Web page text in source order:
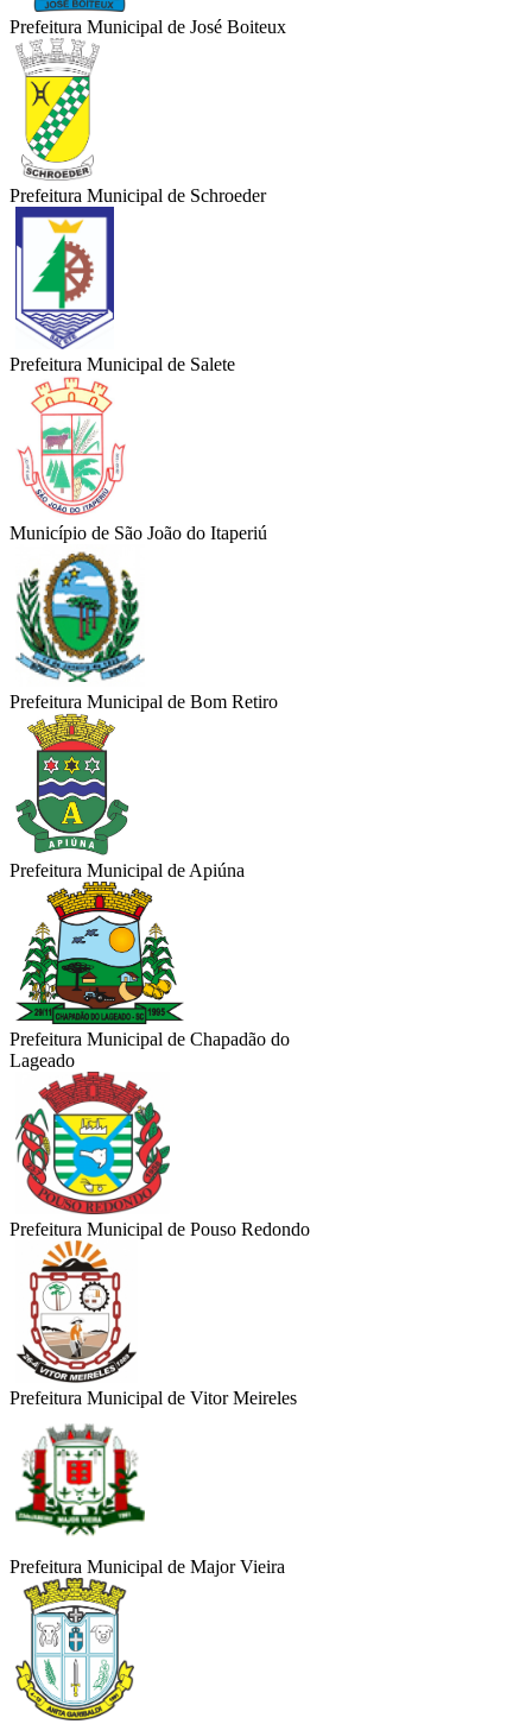
Prefeitura Municipal de José Boiteux
Prefeitura Municipal de Schroeder
Prefeitura Municipal de Salete
Município de São João do Itaperiú
Prefeitura Municipal de Bom Retiro
Prefeitura Municipal de Apiúna
Prefeitura Municipal de Chapadão do
Lageado
Prefeitura Municipal de Pouso Redondo
Prefeitura Municipal de Vitor Meireles
Prefeitura Municipal de Major Vieira